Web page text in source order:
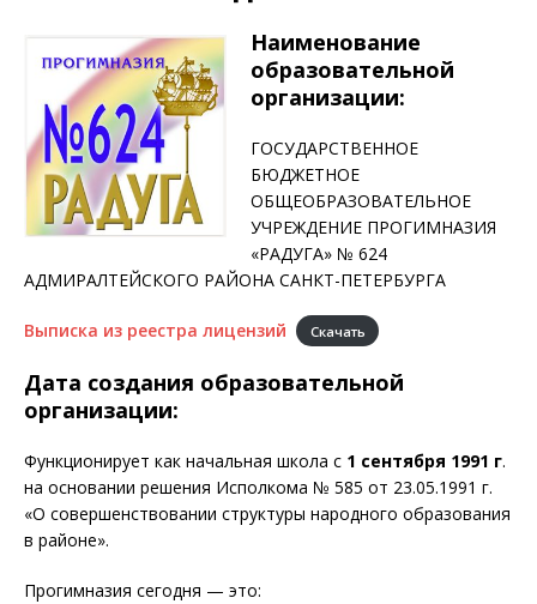
Наименование
образовательной
организации:
ГОСУДАРСТВЕННОЕ
БЮДЖЕТНОЕ
ОБЩЕОБРАЗОВАТЕЛЬНОЕ
УЧРЕЖДЕНИЕ ПРОГИМНАЗИЯ
«РАДУГА» № 624
АДМИРАЛТЕЙСКОГО РАЙОНА САНКТ-ПЕТЕРБУРГА
Выписка из реестра лицензий Скачать
Дата создания образовательной
организации:
Функционирует как начальная школа с 1 сентября 1991 г.
на основании решения Исполкома № 585 от 23.05.1991 г.
«О совершенствовании структуры народного образования
в районе».
Прогимназия сегодня — это: